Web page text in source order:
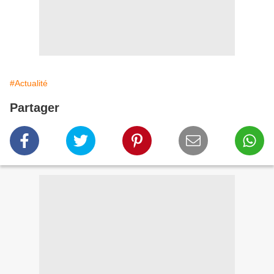
#Actualité
Partager